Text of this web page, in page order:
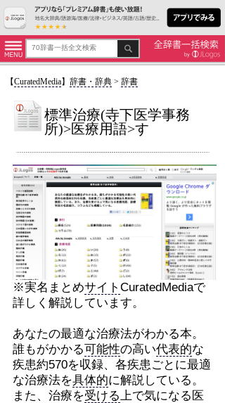
【CuratedMedia】 辞書・辞典> 辞書
標準治療(寺下医学事務
所)>医療用語>す
※実名まとめサイト CuratedMediaで
詳しく解説しています。
あなたの最適な治療法がわかる本。
誰もがかかる可能性の高い代表的な
疾患約570を収録、各疾患ごとに最適
な治療法を具体的に解説している。
また、治療を受ける 上で気になる医